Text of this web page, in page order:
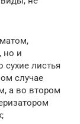
но и
листья
случае
а во втором